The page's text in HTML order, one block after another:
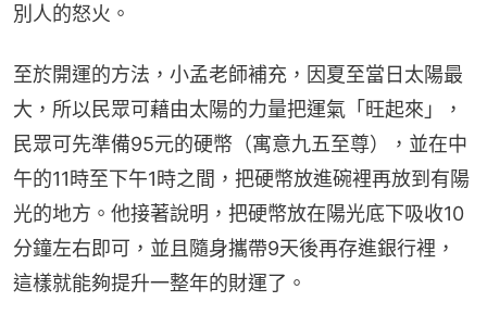
別人的怒火。
至於開運的方法，小孟老師補充，因夏至當日太陽最
大，所以民眾可藉由太陽的力量把運氣「旺起來」，
民眾可先準備95元的硬幣（寓意九五至尊），並在中
午的11時至下午1時之間，把硬幣放進碗裡再放到有陽
光的地方。他接著說明，把硬幣放在陽光底下吸收10
分鐘左右即可，並且隨身攜帶9天後再存進銀行裡，
這樣就能夠提升一整年的財運了。